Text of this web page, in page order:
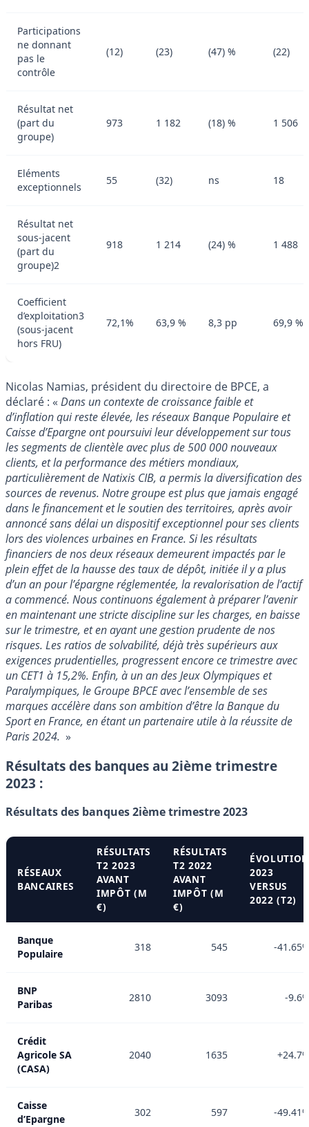
Participations
ne donnant
pas le
contrôle
(12) (23) (47) % (22)
Résultat net
(part du
groupe)
973 1 182 (18) % 1 506
Eléments
exceptionnels
55 (32) ns 18
Résultat net
sous-jacent
(part du
groupe)2
918 1 214 (24) % 1 488
Coefficient
d’exploitation3
(sous-jacent
hors FRU)
72,1% 63,9 % 8,3 pp 69,9 %
Nicolas Namias, président du directoire de BPCE, a
déclaré : « Dans un contexte de croissance faible et
d’inflation qui reste élevée, les réseaux Banque Populaire et
Caisse d’Epargne ont poursuivi leur développement sur tous
les segments de clientèle avec plus de 500 000 nouveaux
clients, et la performance des métiers mondiaux,
particulièrement de Natixis CIB, a permis la diversification des
sources de revenus. Notre groupe est plus que jamais engagé
dans le financement et le soutien des territoires, après avoir
annoncé sans délai un dispositif exceptionnel pour ses clients
lors des violences urbaines en France. Si les résultats
financiers de nos deux réseaux demeurent impactés par le
plein effet de la hausse des taux de dépôt, initiée il y a plus
d’un an pour l’épargne réglementée, la revalorisation de l’actif
a commencé. Nous continuons également à préparer l’avenir
en maintenant une stricte discipline sur les charges, en baisse
sur le trimestre, et en ayant une gestion prudente de nos
risques. Les ratios de solvabilité, déjà très supérieurs aux
exigences prudentielles, progressent encore ce trimestre avec
un CET1 à 15,2%. Enfin, à un an des Jeux Olympiques et
Paralympiques, le Groupe BPCE avec l’ensemble de ses
marques accélère dans son ambition d’être la Banque du
Sport en France, en étant un partenaire utile à la réussite de
Paris 2024. »
Résultats des banques au 2ième trimestre
2023 :
Résultats des banques 2ième trimestre 2023
RÉSEAUX
BANCAIRES
RÉSULTATS
T2 2023
AVANT
IMPÔT (M
€)
RÉSULTATS
T2 2022
AVANT
IMPÔT (M
€)
2023
VERSUS
2022 (T2)
Banque
Populaire
318 545 -
BNP
Paribas
2810 3093 -
Crédit
Agricole SA
(CASA)
2040 1635
Caisse
d’Epargne
302 597 -